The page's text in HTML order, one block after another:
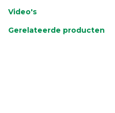
Video's
Gerelateerde producten